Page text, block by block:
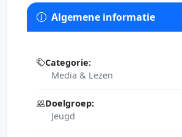
Algemene informatie
Categorie:
Media & Lezen
Doelgroep:
Jeugd